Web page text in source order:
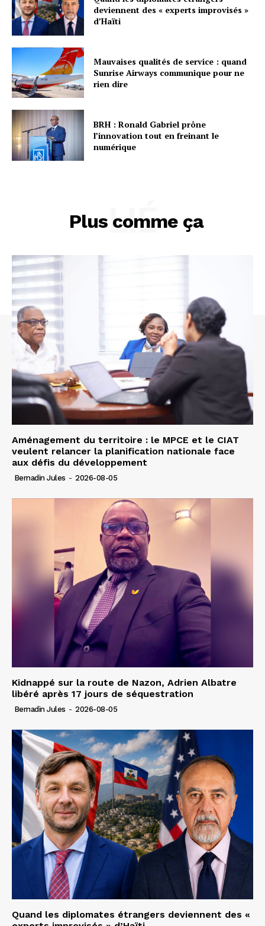
deviennent des « experts improvisés »
d’Haïti
Mauvaises qualités de service : quand
Sunrise Airways communique pour ne
rien dire
BRH : Ronald Gabriel prône
l’innovation tout en freinant le
numérique
Plus comme ça
LIÉ
Aménagement du territoire : le MPCE et le CIAT
veulent relancer la planification nationale face
aux défis du développement
Bernadin Jules - 2026-08-05
Kidnappé sur la route de Nazon, Adrien Albatre
libéré après 17 jours de séquestration
Bernadin Jules - 2026-08-05
Quand les diplomates étrangers deviennent des «